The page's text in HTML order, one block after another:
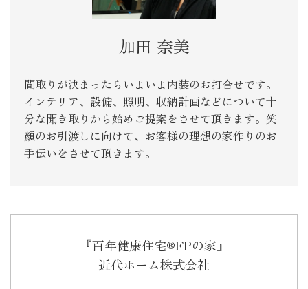
加田 奈美
間取りが決まったらいよいよ内装のお打合せです。
インテリア、設備、照明、収納計画などについて十
分な聞き取りから始めご提案をさせて頂きます。笑
顔のお引渡しに向けて、お客様の理想の家作りのお
手伝いをさせて頂きます。
『百年健康住宅®FPの家』
近代ホーム株式会社